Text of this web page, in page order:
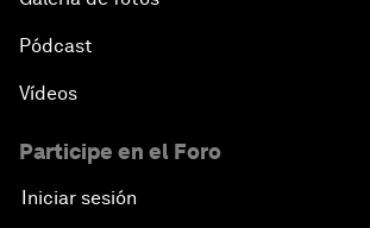
Pódcast
Vídeos
Participe en el Foro
Iniciar sesión